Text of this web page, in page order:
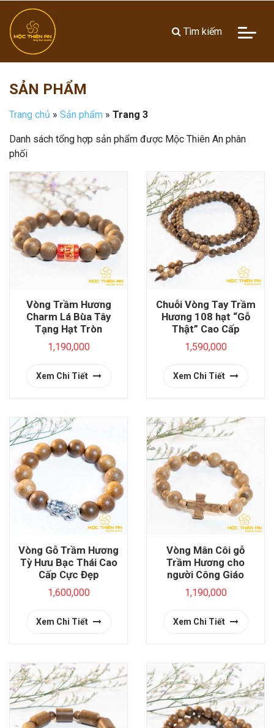
Tìm kiếm
SẢN PHẨM
Trang chủ » Sản phẩm » Trang 3
Danh sách tổng hợp sản phẩm được Mộc Thiên An phân
phối
Vòng Trầm Hương
Charm Lá Bùa Tây
Tạng Hạt Tròn
1,190,000
Xem Chi Tiết
Chuỗi Vòng Tay Trầm
Hương 108 hạt “Gỗ
Thật” Cao Cấp
1,590,000
Xem Chi Tiết
Vòng Gỗ Trầm Hương
Tỳ Hưu Bạc Thái Cao
Cấp Cực Đẹp
1,600,000
Xem Chi Tiết
Vòng Mân Côi gỗ
Trầm Hương cho
người Công Giáo
1,190,000
Xem Chi Tiết